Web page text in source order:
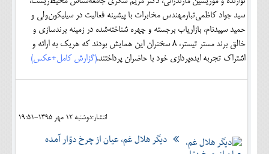
سید جواد کاظمی‌تبارمهندس مخابرات با پیشینه فعالیت در سیلیکون‌ولی و
حمید سپیدنام، بازاریاب برجسته و چهره شناخته‌شده در زمینه برندسازی و
خالق برند مستر تیستر، 8 سخنران این همایش بودند که هریک به ارائه و
اشتراک تجربه ایده‌پردازی خود با حاضران پرداختند.(گزارش کامل+عکس)
انتشار:دوشنبه 12 مهر 1395-19:51
دیگر هلال غم، عیان از چرخ دوّار آمده